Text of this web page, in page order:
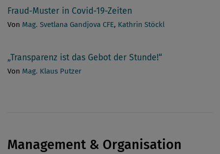
Fraud-Muster in Covid-19-Zeiten
Von Mag. Svetlana Gandjova CFE, Kathrin Stöckl
„Transparenz ist das Gebot der Stunde!“
Von Mag. Klaus Putzer
Management & Organisation